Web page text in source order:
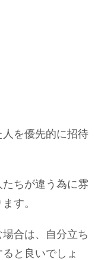
を優先的に招待
ちが違う為に雰
す。
合は、自分立ち
と良いでしょ